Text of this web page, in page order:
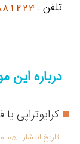
تلفن :
درباره
کرایوتراپی
تاریخ انتشار : 05